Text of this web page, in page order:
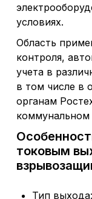
условиях.
Область
контроля,
учета в
в том числе в
органам
коммунальном
токовым
Тип